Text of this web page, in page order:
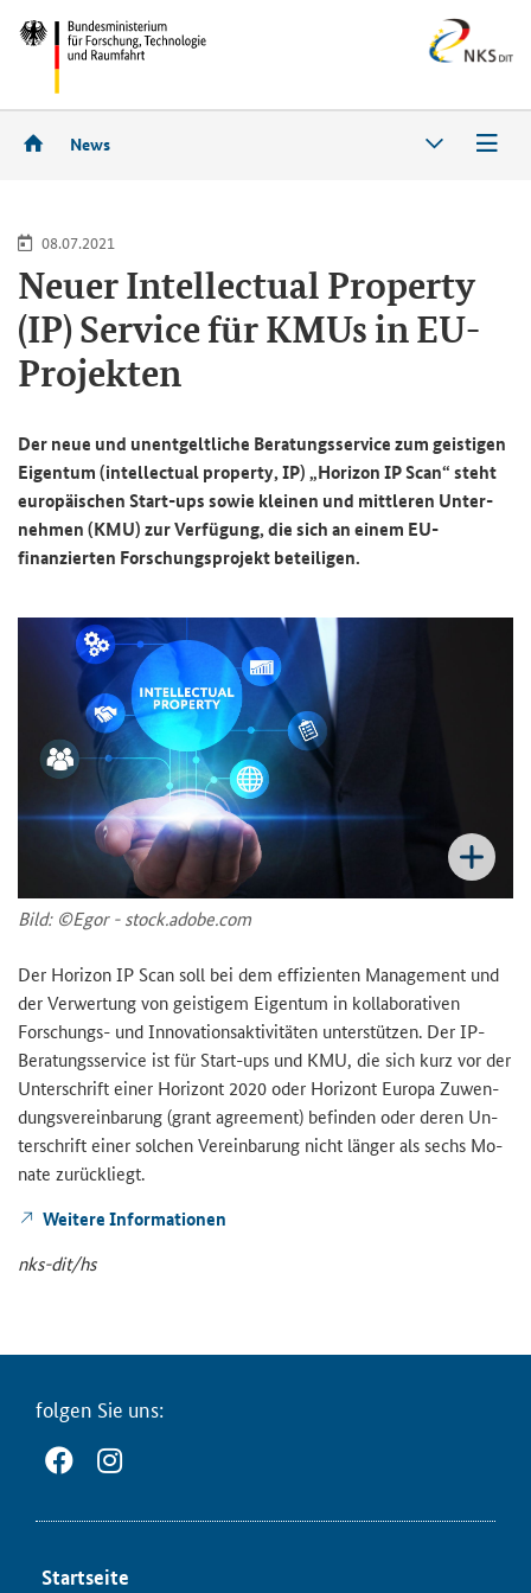
News
08.07.2021
NeuerIntellectual Property
(IP) Servicefür KMUs in EU-​
Projekten
Der neue und un­ent­gelt­li­che Be­ra­tungs­ser­vice zum geis­ti­gen
Ei­gen­tum (intellectual property, IP) „Horizon IP Scan“ steht
eu­ro­päi­schen Start-​ups sowie klei­nen und mitt­le­ren Un­ter­
neh­men (KMU) zur Ver­fü­gung, die sich an einem EU-​
finanzierten For­schungs­pro­jekt be­tei­li­gen.
Bild: ©Egor - stock.adobe.com
Der Horizon IP Scansoll bei dem ef­fi­zi­en­ten Ma­nage­ment und
der Ver­wer­tung von geis­ti­gem Ei­gen­tum in kol­la­bo­ra­ti­ven
Forschungs-​ und In­no­va­ti­ons­ak­ti­vi­tä­ten un­ter­stüt­zen. Der IP-​
Beratungsservice ist für Start-​ups und KMU, die sich kurz vor der
Un­ter­schrift einer Ho­ri­zont 2020 oder Ho­ri­zont Eu­ro­pa Zu­wen­
dungs­ver­ein­ba­rung (grant agreement) be­fin­den oder deren Un­
ter­schrift einer sol­chen Ver­ein­ba­rung nicht län­ger als sechs Mo­
na­te zu­rück­liegt.
Wei­te­re In­for­ma­tio­nen
nks-​dit/hs
fol­gen Sie uns:
Start­sei­te